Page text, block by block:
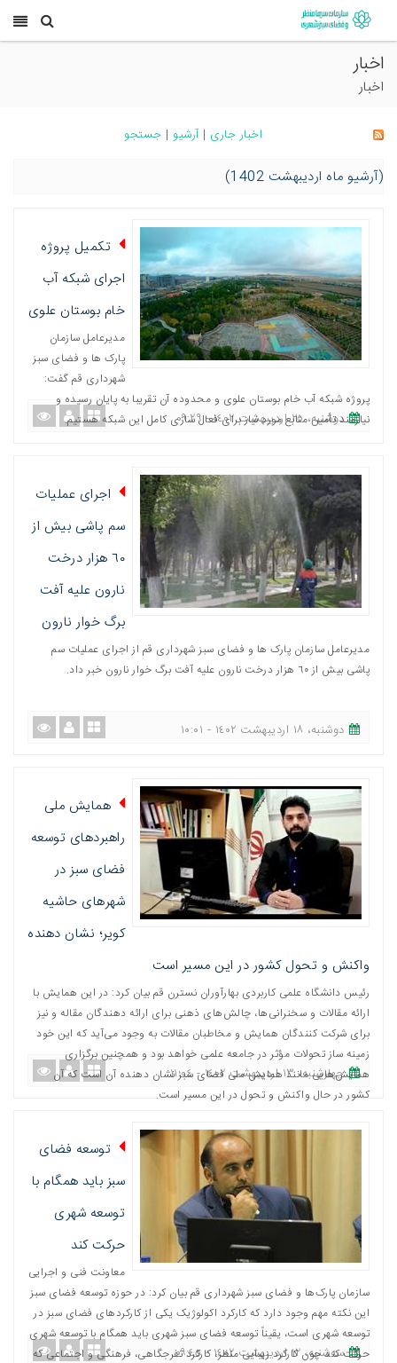
اخبار
اخبار
اخبار جاری | آرشیو | جستجو
(آرشیو ماه اردیبهشت 1402)
تکمیل پروژه
اجرای شبکه آب
خام بوستان علوی
مدیرعامل سازمان
پارک ها و فضای سبز
شهرداری قم گفت:
پروژه شبکه آب خام بوستان علوی و محدوده آن تقریبا به پایان رسیده و
نیازمند تأمین منابع مورد نیاز برای فعال سازی کامل این شبکه هستیم.
دوشنبه، ٢٥ اردیبهشت ١٤٠٢ - ٠٩:٢٩
اجرای عملیات
سم پاشی بیش از
٦٠ هزار درخت
نارون علیه آفت
برگ خوار نارون
مدیرعامل سازمان پارک ها و فضای سبز شهرداری قم از اجرای عملیات سم
پاشی بیش از ٦٠ هزار درخت نارون علیه آفت برگ خوار نارون خبر داد.
دوشنبه، ١٨ اردیبهشت ١٤٠٢ - ١٠:٠١
همایش ملی
راهبردهای توسعه
فضای سبز در
شهرهای حاشیه
کویر؛ نشان دهنده
واکنش و تحول کشور در این مسیر است
رئیس دانشگاه علمی کاربردی بهارآوران نسترن قم بیان کرد: در این همایش با
ارائه مقالات و سخنرانی‌ها، چالش‌های ذهنی برای ارائه دهندگان مقاله و نیز
برای شرکت کنندگان همایش و مخاطبان مقالات به وجود می‌آید که این خود
زمینه ساز تحولات مؤثر در جامعه علمی خواهد بود و همچنین برگزاری
همایش‌هایی مانند همایش ملی فضای سبز نشان دهنده آن است که آن
کشور در حال واکنش و تحول در این مسیر است.
چهارشنبه، ١٣ اردیبهشت ١٤٠٢ - ١١:٠٤
توسعه فضای
سبز باید همگام با
توسعه شهری
حرکت کند
معاونت فنی و اجرایی
سازمان پارک‌ها و فضای سبز شهرداری قم بیان کرد: در حوزه توسعه فضای سبز
این نکته مهم وجود دارد که کارکرد اکولوژیک یکی از کارکردهای فضای سبز در
توسعه شهری است، یقیناً توسعه فضای سبز شهری باید همگام با توسعه شهری
حرکت کند چون کارکرد زیبایی منظر، کارکرد تفرجگاهی، فرهنگی و اجتماعی که
ﺳﻪشنبه، ١٢ اردیبهشت ١٤٠٢ - ٠٩:٤٥